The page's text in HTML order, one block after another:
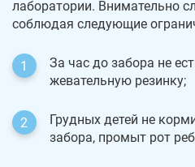
лаборатории. Внимательно
соблюдая следующие
За час до забора не
жевательную резинку;
Грудных детей не
забора, промыт рот